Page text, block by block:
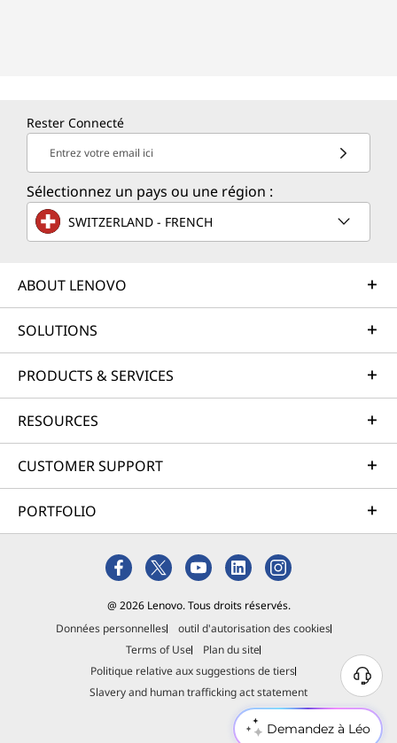
Demandez à Léo
Rester Connecté
Entrez votre email ici
Sélectionnez un pays ou une région :
SWITZERLAND - FRENCH
ABOUT LENOVO
SOLUTIONS
PRODUCTS & SERVICES
RESOURCES
CUSTOMER SUPPORT
PORTFOLIO
@ 2026 Lenovo. Tous droits réservés.
Données personnelles
outil d'autorisation des cookies
Terms of Use
Plan du site
Politique relative aux suggestions de tiers
Slavery and human trafficking act statement